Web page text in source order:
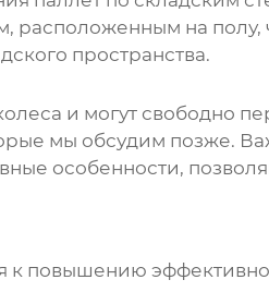
на полу,
пространства.
и могут свободно
мы обсудим позже.
особенности,
к повышению